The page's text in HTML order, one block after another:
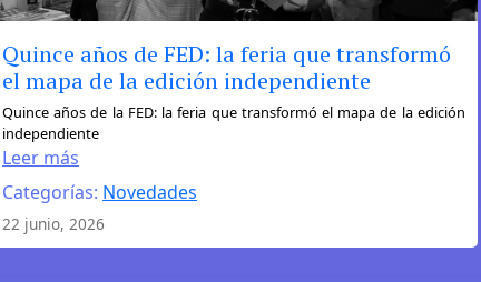
Quince años de FED: la feria que transformó
el mapa de la edición independiente
Quince años de la FED: la feria que transformó el mapa de la edición
independiente
Leer más
:
Quince
años
de
FED:
la
Categorías: Novedades
22 junio, 2026